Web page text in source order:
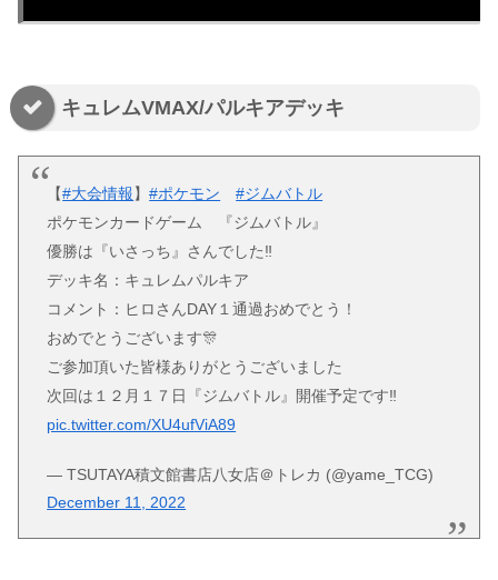
キュレムVMAX/パルキアデッキ
【#大会情報】#ポケモン
#ジムバトル
ポケモンカードゲーム 『ジムバトル』
優勝は『いさっち』さんでした‼
デッキ名：キュレムパルキア
コメント：ヒロさんDAY１通過おめでとう！
おめでとうございます🎊
ご参加頂いた皆様ありがとうございました
次回は１２月１７日『ジムバトル』開催予定です‼
pic.twitter.com/XU4ufViA89
— TSUTAYA積文館書店八女店＠トレカ (@yame_TCG)
December 11, 2022